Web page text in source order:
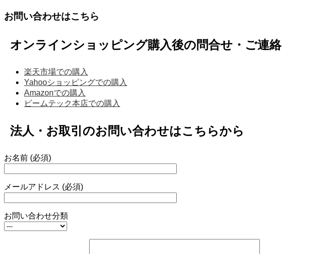
お問い合わせはこちら
オンラインショッピング購入後の問合せ・ご連絡
楽天市場での購入
Yahooショッピングでの購入
Amazonでの購入
ビームテック本店での購入
法人・お取引のお問い合わせはこちらから
お名前 (必須)
メールアドレス (必須)
お問い合わせ分類